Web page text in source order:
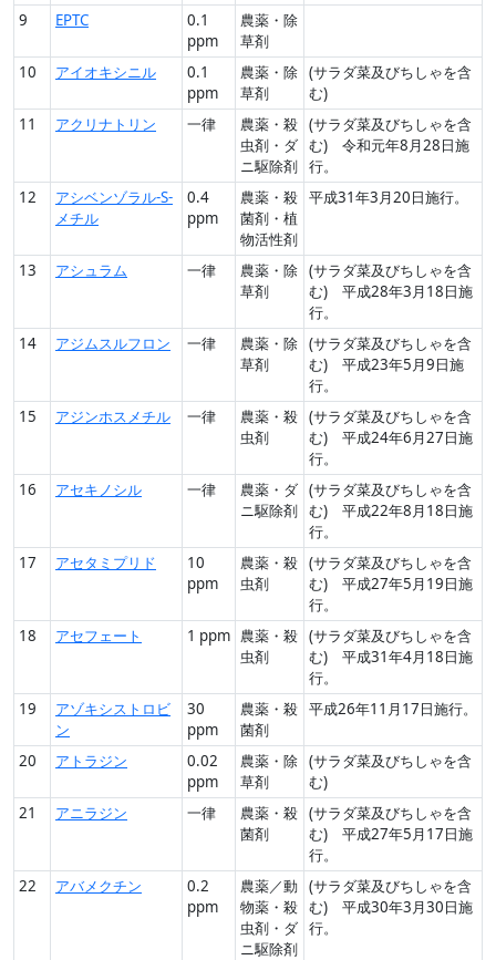
9
EPTC
0.1
ppm
農薬・除
草剤
10
アイオキシニル
0.1
ppm
農薬・除
草剤
(サラダ菜及びちしゃを含
む)
11
アクリナトリン 一律
農薬・殺
虫剤・ダ
ニ駆除剤
(サラダ菜及びちしゃを含
む) 令和元年8月28日施
行。
12
アシベンゾラル-S-
メチル
0.4
ppm
農薬・殺
菌剤・植
物活性剤
平成31年3月20日施行。
13 アシュラム 一律
農薬・除
草剤
(サラダ菜及びちしゃを含
む) 平成28年3月18日施
行。
14
アジムスルフロン 一律
農薬・除
草剤
(サラダ菜及びちしゃを含
む) 平成23年5月9日施
行。
15
アジンホスメチル 一律
農薬・殺
虫剤
(サラダ菜及びちしゃを含
む) 平成24年6月27日施
行。
16
アセキノシル 一律
農薬・ダ
ニ駆除剤
(サラダ菜及びちしゃを含
む) 平成22年8月18日施
行。
17
アセタミプリド
10
ppm
農薬・殺
虫剤
(サラダ菜及びちしゃを含
む) 平成27年5月19日施
行。
18
アセフェート 1 ppm 農薬・殺
虫剤
(サラダ菜及びちしゃを含
む) 平成31年4月18日施
行。
19
アゾキシストロビ
ン
30
ppm
農薬・殺
菌剤
平成26年11月17日施行。
20 アトラジン
0.02
ppm
農薬・除
草剤
(サラダ菜及びちしゃを含
む)
21
アニラジン 一律
農薬・殺
菌剤
(サラダ菜及びちしゃを含
む) 平成27年5月17日施
行。
22
アバメクチン
0.2
ppm
農薬／動
物薬・殺
虫剤・ダ
ニ駆除剤
(サラダ菜及びちしゃを含
む) 平成30年3月30日施
行。